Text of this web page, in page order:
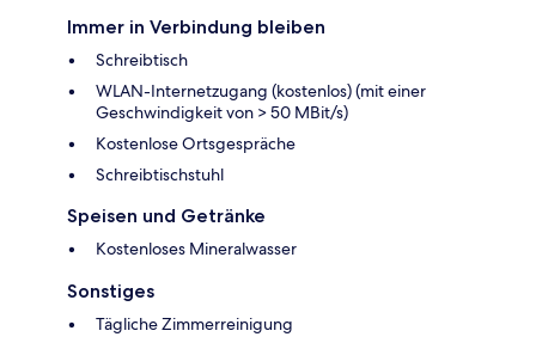
Immer in Verbindung bleiben
Schreibtisch
WLAN-Internetzugang (kostenlos) (mit einer
Geschwindigkeit von > 50 MBit/s)
Kostenlose Ortsgespräche
Schreibtischstuhl
Speisen und Getränke
Kostenloses Mineralwasser
Sonstiges
Tägliche Zimmerreinigung